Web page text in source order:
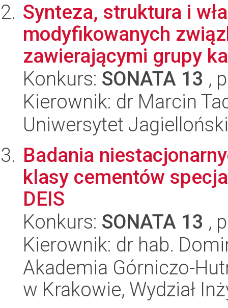
Synteza, struktura i
modyfikowanych
zawierającymi grupy
Konkurs: SONATA 13 ,
Kierownik: dr Marcin
Uniwersytet
Badania
klasy cementów
DEIS
Konkurs: SONATA 13 ,
Kierownik: dr hab.
Akademia Górniczo-
w Krakowie, Wydział